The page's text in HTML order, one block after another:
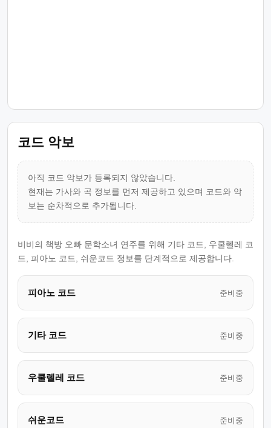
코드 악보
아직 코드 악보가 등록되지 않았습니다.
현재는 가사와 곡 정보를 먼저 제공하고 있으며 코드와 악
보는 순차적으로 추가됩니다.
비비의 책방 오빠 문학소녀 연주를 위해 기타 코드, 우쿨렐레 코
드, 피아노 코드, 쉬운코드 정보를 단계적으로 제공합니다.
피아노 코드 준비중
기타 코드 준비중
우쿨렐레 코드 준비중
쉬운코드 준비중